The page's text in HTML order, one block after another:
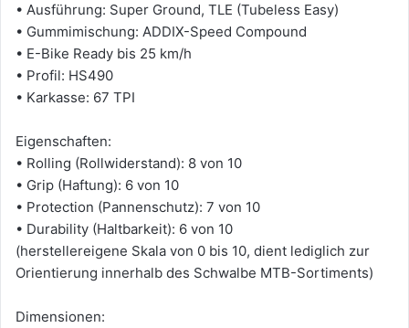
• Ausführung: Super Ground, TLE (Tubeless Easy)
• Gummimischung: ADDIX-Speed Compound
• E-Bike Ready bis 25 km/h
• Profil: HS490
• Karkasse: 67 TPI
Eigenschaften:
• Rolling (Rollwiderstand): 8 von 10
• Grip (Haftung): 6 von 10
• Protection (Pannenschutz): 7 von 10
• Durability (Haltbarkeit): 6 von 10
(herstellereigene Skala von 0 bis 10, dient lediglich zur
Orientierung innerhalb des Schwalbe MTB-Sortiments)
Dimensionen: